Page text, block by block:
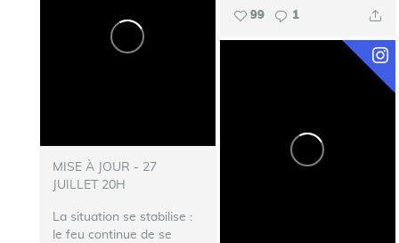
99 1
MISE À JOUR - 27
JUILLET 20H
La situation se stabilise :
le feu continue de se